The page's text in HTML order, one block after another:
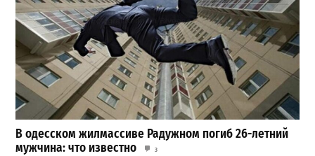
В одесском жилмассиве Радужном погиб 26-летний
мужчина: что известно
3